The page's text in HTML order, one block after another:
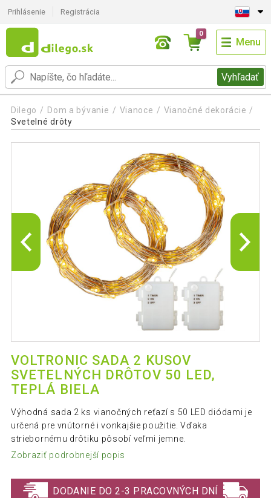
Prihlásenie Registrácia
Vyhľadať
0
Menu
Dilego Dom a bývanie Vianoce
Vianočné dekorácie
Svetelné drôty
VOLTRONIC SADA 2 KUSOV
SVETELNÝCH DRÔTOV 50 LED,
TEPLÁ BIELA
Výhodná sada 2 ks vianočných reťazí s 50 LED diódami je
určená pre vnútorné i vonkajšie použitie. Vďaka
striebornému drôtiku pôsobí veľmi jemne.
Zobraziť podrobnejší popis
DODANIE DO 2-3 PRACOVNÝCH DNÍ